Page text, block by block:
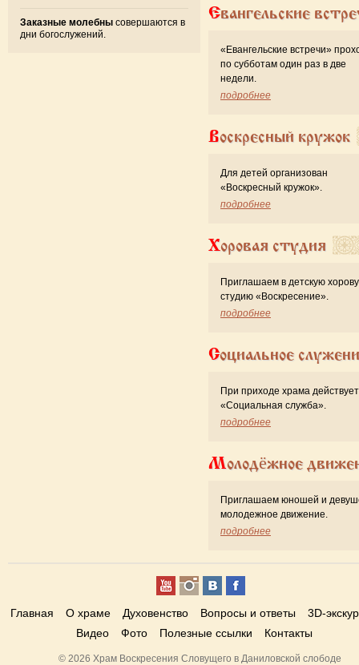
Заказные молебны совершаются в
дни богослужений.
Евангельские
«Евангельские встречи»
по субботам один раз в две
недели.
подробнее
Воскресный кружок
Для детей организован
«Воскресный кружок».
подробнее
Хоровая студия
Приглашаем в детскую
студию «Воскресение».
подробнее
Социальное
При приходе храма действует
«Cоциальная служба».
подробнее
Молодёжное
Приглашаем юношей и
молодежное движение.
подробнее
Главная О храме Духовенство Вопросы и ответы
3D-
Видео
Фото Полезные ссылки Контакты
© 2026 Храм Воскресения Словущего в Даниловской слободе